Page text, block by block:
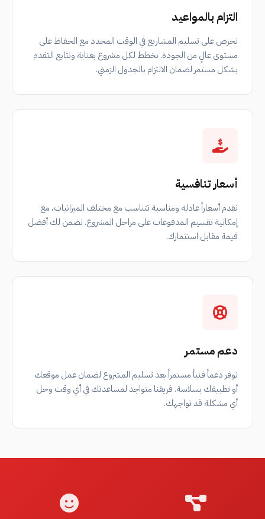
التزام بالمواعيد
نحرص على تسليم المشاريع في الوقت المحدد مع الحفاظ على
مستوى عالٍ من الجودة. نخطط لكل مشروع بعناية ونتابع التقدم
بشكل مستمر لضمان الالتزام بالجدول الزمني.
أسعار تنافسية
نقدم أسعاراً عادلة ومناسبة تتناسب مع مختلف الميزانيات، مع
إمكانية تقسيم المدفوعات على مراحل المشروع. نضمن لك أفضل
قيمة مقابل استثمارك.
دعم مستمر
نوفر دعماً فنياً مستمراً بعد تسليم المشروع لضمان عمل موقعك
أو تطبيقك بسلاسة. فريقنا متواجد لمساعدتك في أي وقت وحل
أي مشكلة قد تواجهك.